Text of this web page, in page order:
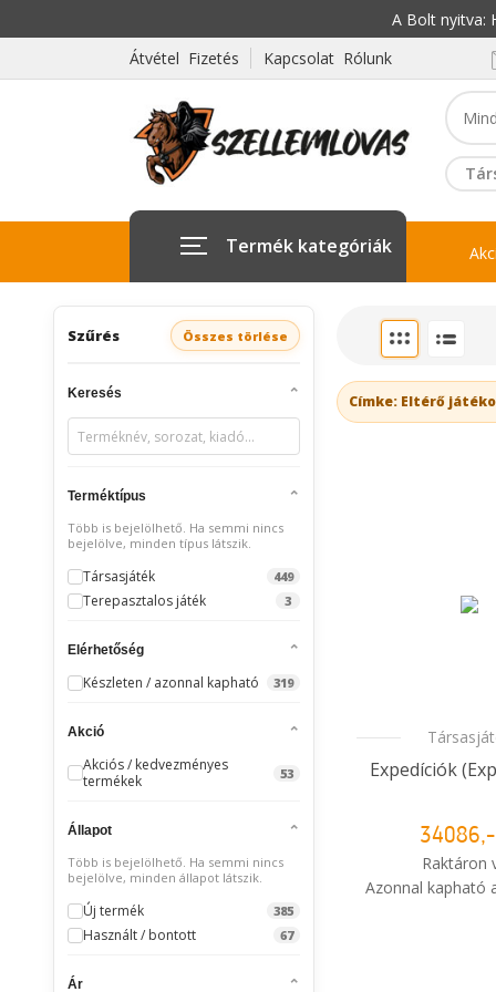
A Bolt nyitva:
Átvétel Fizetés
Kapcsolat Rólunk
Termék kategóriák
Szűrés Összes törlése
Keresés
Terméktípus
Több is bejelölhető. Ha semmi nincs
bejelölve, minden típus látszik.
Társasjáték 449
Terepasztalos játék 3
Elérhetőség
Készleten / azonnal kapható 319
Akció
Akciós / kedvezményes
termékek
53
Állapot
Több is bejelölhető. Ha semmi nincs
bejelölve, minden állapot látszik.
Új termék 385
Használt / bontott 67
Ár
Címke: Eltérő
Expedíciók
Raktáron
Azonnal kapható